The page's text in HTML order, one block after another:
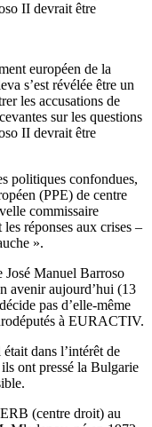
II devrait être
européen de la
s’est révélée être un
les accusations de
sur les questions
II devrait être
politiques confondues,
(PPE) de centre
commissaire
réponses aux crises –
».
José Manuel Barroso
avenir aujourd’hui (13
pas d’elle-même
à EURACTIV.
dans l’intérêt de
ont pressé la Bulgarie
(centre droit) au